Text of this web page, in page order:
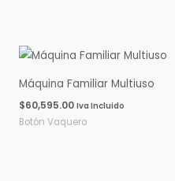
Máquina Familiar Multiuso
$60,595.00 Iva Incluido
Botón Vaquero